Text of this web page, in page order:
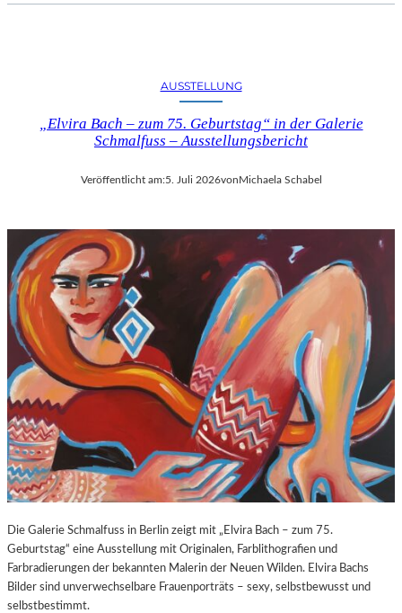
–
I
C
A
Z
A
R
T
S
7
0
.
G
E
B
U
T
S
T
A
AUSSTELLUNG
„Elvira Bach – zum 75. Geburtstag“ in der Galerie
Schmalfuss – Ausstellungsbericht
Veröffentlicht am:5. Juli 2026von Michaela Schabel
Die Galerie Schmalfuss in Berlin zeigt mit „Elvira Bach – zum 75.
Geburtstag“ eine Ausstellung mit Originalen, Farblithografien und
Farbradierungen der bekannten Malerin der Neuen Wilden. Elvira Bachs
Bilder sind unverwechselbare Frauenporträts – sexy, selbstbewusst und
selbstbestimmt.